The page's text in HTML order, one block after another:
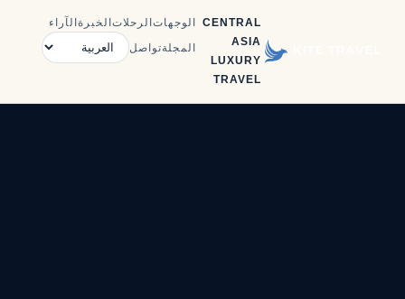
CENTRAL
ASIA
LUXURY
TRAVEL
الوجهات الرحلات الخبرةالآراء
المجلةتواصل